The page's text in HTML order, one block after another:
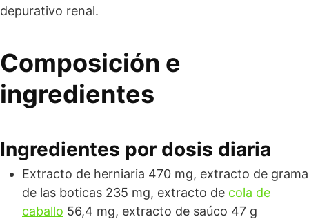
depurativo renal.
Composición e
ingredientes
Ingredientes por dosis diaria
Extracto de herniaria 470 mg, extracto de grama
de las boticas 235 mg, extracto de cola de
caballo 56,4 mg, extracto de saúco 47 g